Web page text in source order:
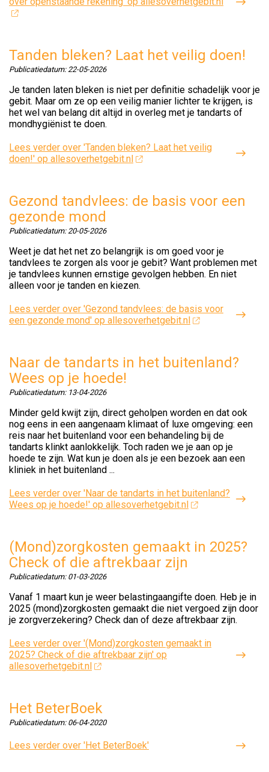
Tanden bleken? Laat het veilig doen!
Publicatiedatum:22-05-2026
Je tanden laten bleken is niet per definitie schadelijk voor je
gebit. Maar om ze op een veilig manier lichter te krijgen, is
het wel van belang dit altijd in overleg met je tandarts of
mondhygiënist te doen.
Lees verder over 'Tanden bleken? Laat het veilig
doen!' op allesoverhetgebit.nl
Gezond tandvlees: de basis voor een
gezonde mond
Publicatiedatum:20-05-2026
Weet je dat het net zo belangrijk is om goed voor je
tandvlees te zorgen als voor je gebit? Want problemen met
je tandvlees kunnen ernstige gevolgen hebben. En niet
alleen voor je tanden en kiezen.
Lees verder over 'Gezond tandvlees: de basis voor
een gezonde mond' op allesoverhetgebit.nl
Naar de tandarts in het buitenland?
Wees op je hoede!
Publicatiedatum: 13-04-2026
Minder geld kwijt zijn, direct geholpen worden en dat ook
nog eens in een aangenaam klimaat of luxe omgeving: een
reis naar het buitenland voor een behandeling bij de
tandarts klinkt aanlokkelijk. Toch raden we je aan op je
hoede te zijn. Wat kun je doen als je een bezoek aan een
kliniek in het buitenland ...
Lees verder over 'Naar de tandarts in het buitenland?
Wees op je hoede!' op allesoverhetgebit.nl
(Mond)zorgkosten gemaakt in 2025?
Check of die aftrekbaar zijn
Publicatiedatum: 01-03-2026
Vanaf 1 maart kun je weer belastingaangifte doen. Heb je in
2025 (mond)zorgkosten gemaakt die niet vergoed zijn door
je zorgverzekering? Check dan of deze aftrekbaar zijn.
Lees verder over '(Mond)zorgkosten gemaakt in
2025? Check of die aftrekbaar zijn' op
allesoverhetgebit.nl
Het BeterBoek
Publicatiedatum: 06-04-2020
Lees verder over 'Het BeterBoek'